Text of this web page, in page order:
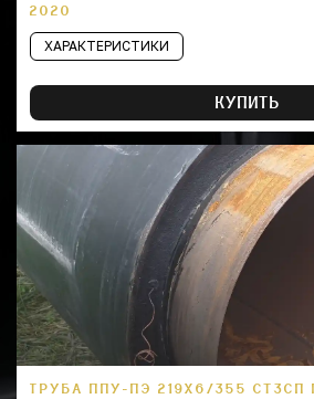
2020
ХАРАКТЕРИСТИКИ
КУПИТЬ
ТРУБА ППУ-ПЭ 219Х6/355 СТ3СП